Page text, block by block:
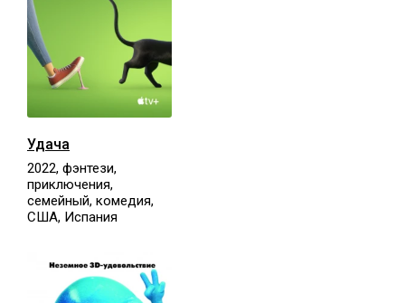
Удача
2022, фэнтези,
приключения,
семейный, комедия,
США, Испания